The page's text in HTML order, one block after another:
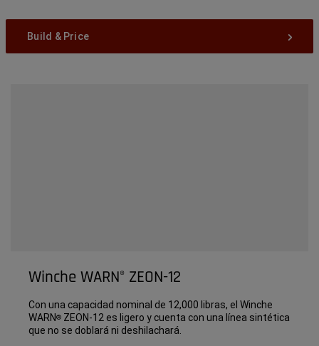
Build & Price
Winche WARN® ZEON-12
Con una capacidad nominal de 12,000 libras, el Winche
WARN® ZEON-12 es ligero y cuenta con una línea sintética
que no se doblará ni deshilachará.